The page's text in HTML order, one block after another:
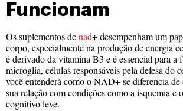
Funcionam
Os suplementos denad+ desempenham um
corpo, especialmente na produção de energia
é derivado da vitamina B3 e é essencial para a
microglia, células responsáveis pela defesa do
você entenderá como o NAD+ se diferencia de
sua relação com condições como a isquemia e
cognitivo leve.